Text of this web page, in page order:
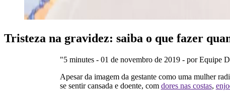
Tristeza na gravidez: saiba o que fazer
"5 minutes - 01 de novembro de 2019 - por Equipe
Apesar da imagem da gestante como uma mulher
se sentir cansada e doente, com dores nas costas,